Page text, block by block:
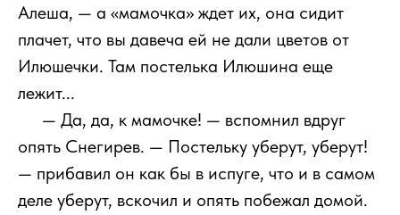
Алеша, — а «мамочка» ждет их, она сидит
плачет, что вы давеча ей не дали цветов от
Илюшечки. Там постелька Илюшина еще
лежит...
— Да, да, к мамочке! — вспомнил вдруг
опять Снегирев. — Постельку уберут, уберут!
— прибавил он как бы в испуге, что и в самом
деле уберут, вскочил и опять побежал домой.